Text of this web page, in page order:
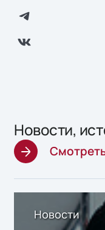
Новости,
Новости